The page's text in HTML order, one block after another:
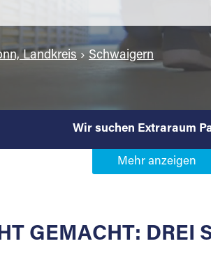
Landkreis › Schwaigern
Wir suchen Extraraum
Partner in
für die Einlagerung von
GEMACHT: DREI